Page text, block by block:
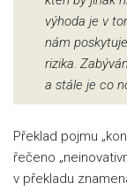
výhoda je v
nám
rizika.
a stále je co
Překlad pojmu
řečeno
v překladu